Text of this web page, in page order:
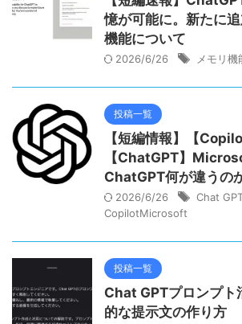
憶が可能に。新たに
機能について
2026/6/26 メモリ機
投稿一覧
【短編情報】【
【ChatGPT】
ChatGPT何が違うの
2026/6/26 Chat
CopilotMicrosoft
投稿一覧
Chat GPTプロンプト
的な提示文の作り方